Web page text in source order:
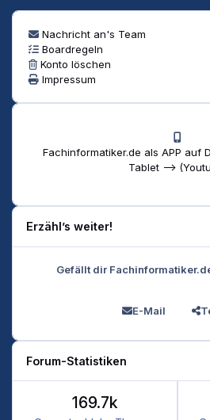
Nachricht an's Team
Boardregeln
Konto löschen
Impressum
Fachinformatiker.de als APP auf
Tablet -->
Erzähl’s weiter!
Gefällt dir
E-Mail
Forum-Statistiken
169.7k